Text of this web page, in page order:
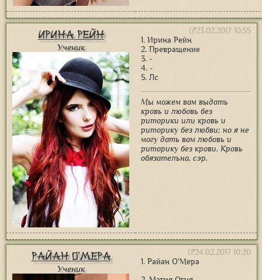
Ирина Рейн
Ученик
23.02.2017 10:55
1. Ирина Рейн
2. Превращение
3. -
4. -
5. Лс
Мы можем вам выдать
кровь и любовь без
риторики или кровь и
риторику без любви; но я не
могу дать вам любовь и
риторику без крови. Кровь
обязательна, сэр.
Райан О'Мера
Ученик
24.02.2017 10:20
1. Райан О'Мера